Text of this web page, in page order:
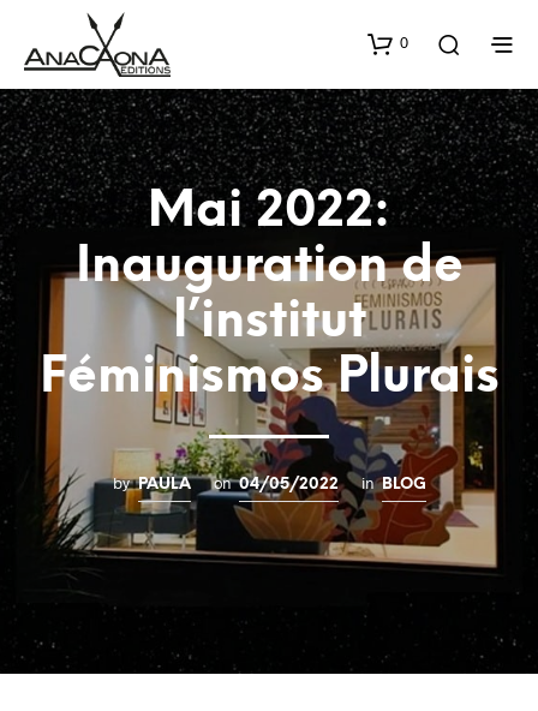
0
Mai 2022:
Inauguration de
l’institut
Féminismos Plurais
by PAULA on 04/05/2022 in BLOG